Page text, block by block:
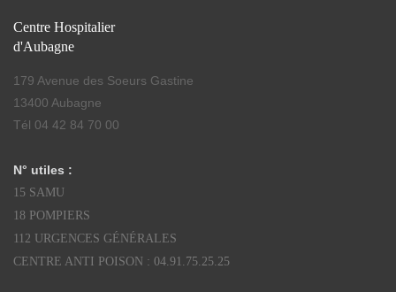
Centre Hospitalier
d'Aubagne
179 Avenue des Soeurs Gastine
13400 Aubagne
Tél 04 42 84 70 00
N° utiles :
15 SAMU
18 POMPIERS
112 URGENCES GÉNÉRALES
CENTRE ANTI POISON : 04.91.75.25.25